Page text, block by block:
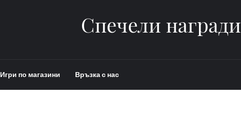
Спечели награди
Игри по магазини Връзка с нас